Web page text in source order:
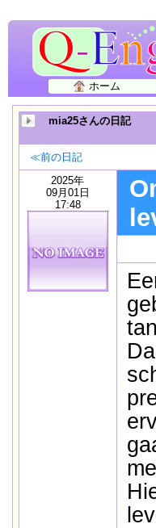
ホーム
mia25さんの日記
≪前の日記
2025年
09月01日
17:48